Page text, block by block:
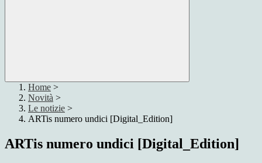
Home >
Novità >
Le notizie >
ARTis numero undici [Digital_Edition]
ARTis numero undici [Digital_Edition]